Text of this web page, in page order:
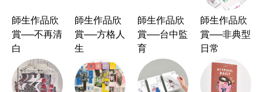
師生作品欣
賞──不再清
白
師生作品欣
賞──方格人
生
師生作品欣
賞──台中監
育
師生作品欣
賞──非典型
日常